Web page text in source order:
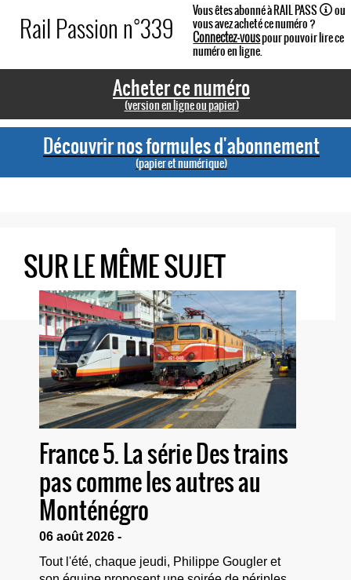
Rail Passion n°339 Vous êtes abonné à RAIL PASS ou
vous avez acheté ce numéro ?
Connectez-vouspour pouvoir lire ce
numéro en ligne.
Acheter ce numéro
(version en ligne ou papier)
Découvrir nos formules d'abonnement
(papier et numérique)
SUR LE MÊME SUJET
France 5. La série Des trains
pas comme les autres au
Monténégro
06 août 2026 -
Tout l'été, chaque jeudi, Philippe Gougler et